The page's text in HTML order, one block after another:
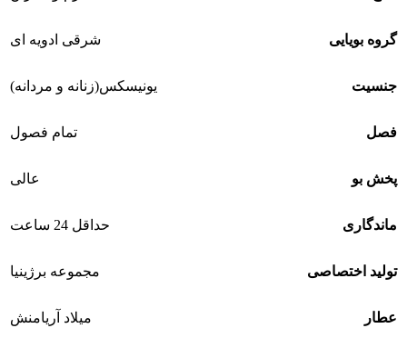
گروه بویایی شرقی ادویه ای
جنسیت یونیسکس(زنانه و مردانه)
فصل تمام فصول
پخش بو عالی
ماندگاری حداقل 24 ساعت
تولید اختصاصی مجموعه برژینیا
عطار میلاد آریامنش